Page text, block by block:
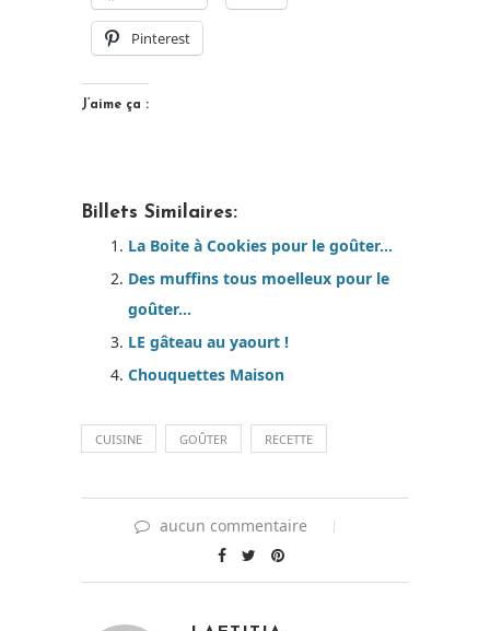
Pinterest
J’aime ça :
Billets Similaires:
La Boite à Cookies pour le goûter…
Des muffins tous moelleux pour le
goûter…
LE gâteau au yaourt !
Chouquettes Maison
CUISINE GOÛTER RECETTE
aucun commentaire